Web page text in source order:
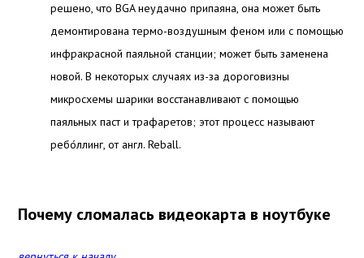
решено, что BGA неудачно припаяна, она может быть
демонтирована термо-воздушным феном или с помощью
инфракрасной паяльной станции; может быть заменена
новой.В некоторых случаях из-за дороговизны
микросхемы шарики восстанавливают с помощью
паяльных паст и трафаретов; этот процесс называют
ребо́ллинг, от англ. Reball.
Почему сломалась видеокарта в ноутбуке